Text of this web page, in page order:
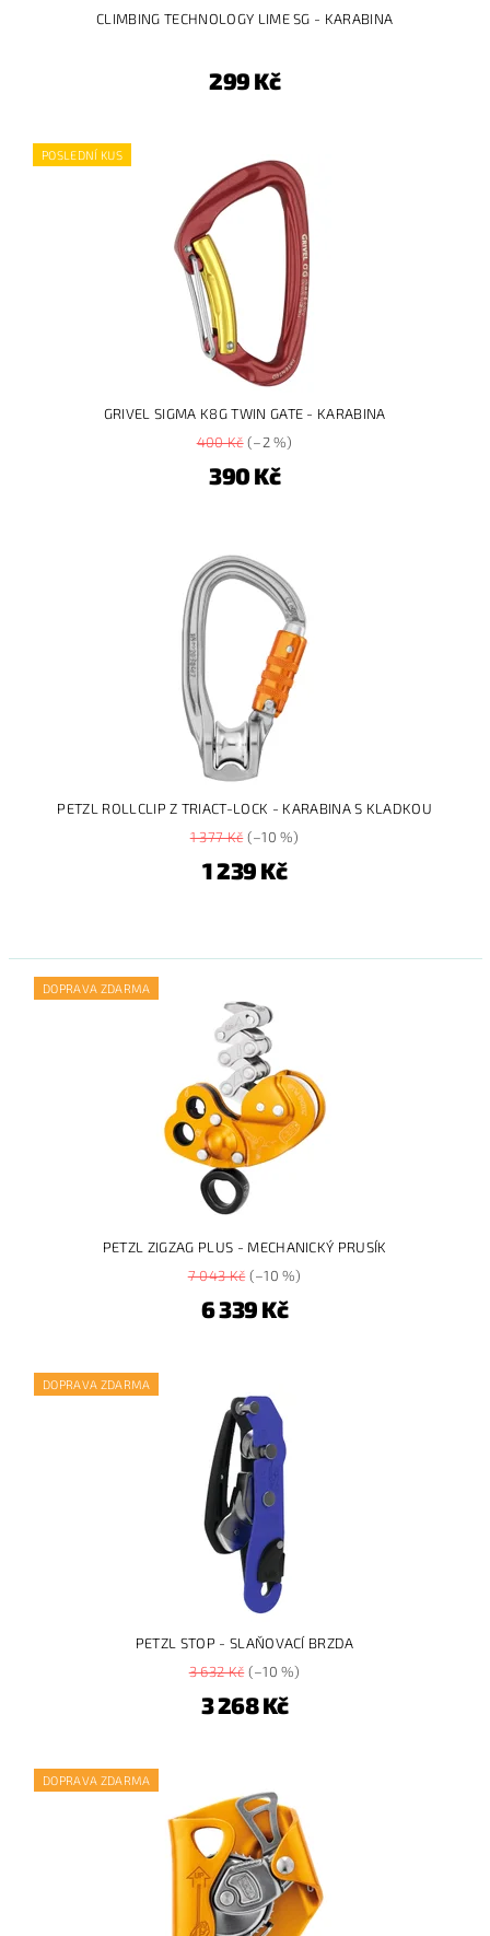
CLIMBING TECHNOLOGY LIME SG - KARABINA
299 Kč
POSLEDNÍ KUS
GRIVEL SIGMA K8G TWIN GATE - KARABINA
400 Kč(–2 %)
390 Kč
PETZL ROLLCLIP Z TRIACT-LOCK - KARABINA S KLADKOU
1 377 Kč(–10 %)
1 239 Kč
DOPRAVA ZDARMA
PETZL ZIGZAG PLUS - MECHANICKÝ PRUSÍK
7 043 Kč(–10 %)
6 339 Kč
DOPRAVA ZDARMA
PETZL STOP - SLAŇOVACÍ BRZDA
3 632 Kč(–10 %)
3 268 Kč
DOPRAVA ZDARMA